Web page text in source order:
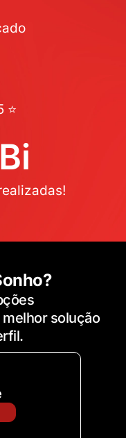
⭐
Bi
solução